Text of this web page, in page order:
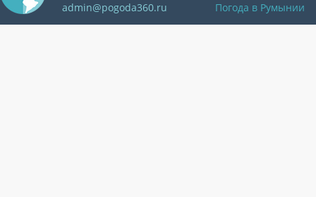
admin@pogoda360.ru
Погода в Румынии